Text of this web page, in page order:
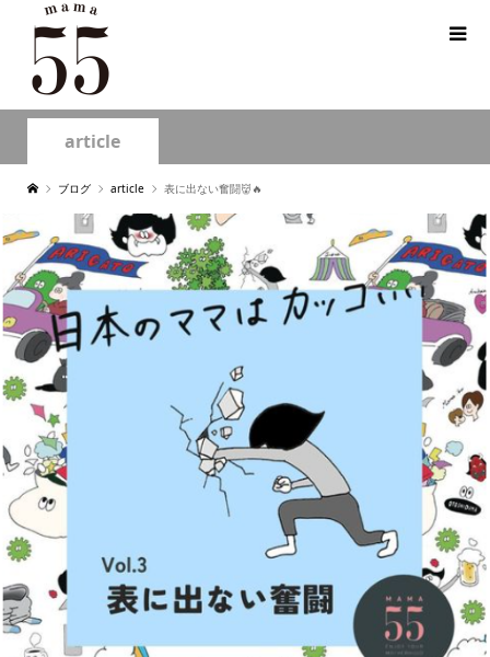
article
ブログ article 表に出ない奮闘👹🔥